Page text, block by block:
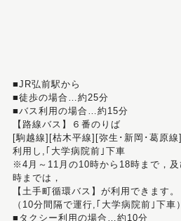
■JR弘前駅から
■徒歩の場合…約25分
■バス利用の場合…約15分
【路線バス】６番のりば
[駒越線][枯木平線][弥生･新岡･葛原
利用し,｢大学病院前｣下車
※4月～11月の10時から18時まで，
時までは，
【土手町循環バス】が利用できます。
（10分間隔で運行,｢大学病院前｣下車）
■タクシー利用の場合…約10分